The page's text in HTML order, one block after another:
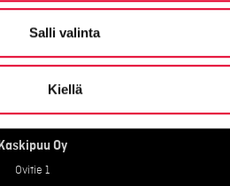
Salli valinta
Kiellä
Tehtaat
Kaskipuu Oy
Ovitie 1